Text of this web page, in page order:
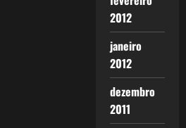
2012
janeiro
2012
dezembro
2011